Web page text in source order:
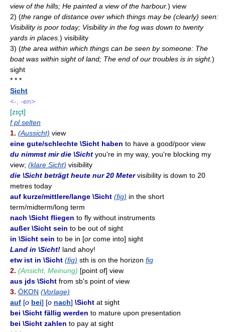
view of the hills; He painted a view of the harbour.) view
2) (the range of distance over which things may be (clearly) seen:
Visibility is poor today; Visibility in the fog was down to twenty
yards in places. ) visibility
3) (the area within which things can be seen by someone: The
boat was within sight of land; The end of our troubles is in sight.)
sight
* * *
Sicht
<-, -en>
[zɪçt]
f pl selten
1. (Aussicht) view
eine gute/schlechte \Sicht haben to have a good/poor view
du nimmst mir die \Sicht you're in my way, you're blocking my
view; (klare Sicht) visibility
die \Sicht beträgt heute nur 20 Metervisibility is down to 20
metres today
auf kurze/mittlere/lange \Sicht (fig) in the short
term/midterm/long term
nach \Sicht fliegen to fly without instruments
außer \Sicht sein to be out of sight
in \Sicht sein to be in [or come into] sight
Land in \Sicht! land ahoy!
etw ist in \Sicht (fig) sth is on the horizon fig
2. (Ansicht, Meinung) [point of] view
aus jds \Sicht from sb's point of view
3. ÖKON (Vorlage)
auf [o bei] [o nach] \Sicht at sight
bei \Sicht fällig werden to mature upon presentation
bei \Sicht zahlen to pay at sight